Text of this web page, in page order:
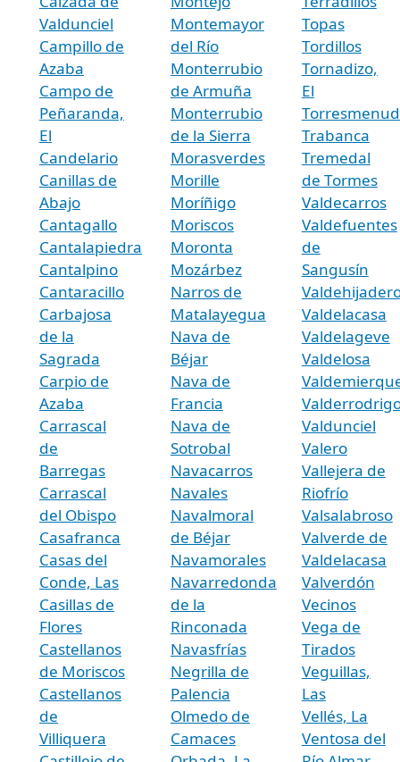
Valdunciel
Campillo de
Azaba
Campo de
Peñaranda,
El
Candelario
Canillas de
Abajo
Cantagallo
Cantalapiedra
Cantalpino
Cantaracillo
Carbajosa
de la
Sagrada
Carpio de
Azaba
Carrascal
de
Barregas
Carrascal
del Obispo
Casafranca
Casas del
Conde, Las
Casillas de
Flores
Castellanos
de Moriscos
Castellanos
de
Villiquera
Montemayor
del Río
Monterrubio
de Armuña
Monterrubio
de la Sierra
Morasverdes
Morille
Moríñigo
Moriscos
Moronta
Mozárbez
Narros de
Matalayegua
Nava de
Béjar
Nava de
Francia
Nava de
Sotrobal
Navacarros
Navales
Navalmoral
de Béjar
Navamorales
Navarredonda
de la
Rinconada
Navasfrías
Negrilla de
Palencia
Olmedo de
Camaces
Topas
Tordillos
Tornadizo,
El
Trabanca
Tremedal
de Tormes
Valdecarros
Valdefuentes
de
Sangusín
Valdelacasa
Valdelageve
Valdelosa
Valdunciel
Valero
Vallejera de
Riofrío
Valsalabroso
Valverde de
Valdelacasa
Valverdón
Vecinos
Vega de
Tirados
Veguillas,
Las
Vellés, La
Ventosa del